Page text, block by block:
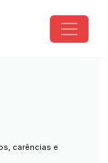
carências e